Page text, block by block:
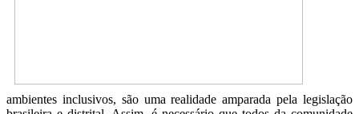
ambientes inclusivos, são uma realidade amparada pela legislação